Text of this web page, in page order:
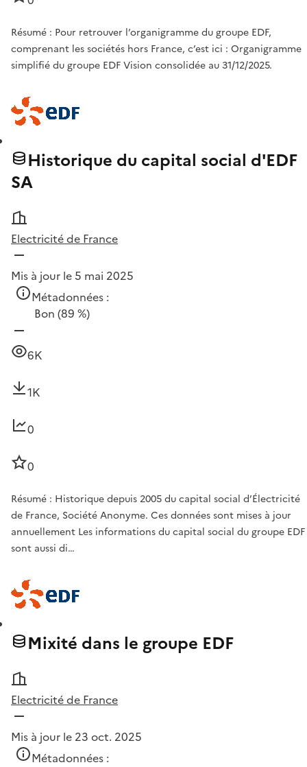
Résumé : Pour retrouver l’organigramme du groupe EDF,
comprenant les sociétés hors France, c’est ici : Organigramme
simplifié du groupe EDF Vision consolidée au 31/12/2025.
Historique du capital social d'EDF
SA
Electricité de France
Mis à jour le 5 mai 2025
Métadonnées :
Bon (89 %)
6K
1K
0
0
Résumé : Historique depuis 2005 du capital social d’Électricité
de France, Société Anonyme. Ces données sont mises à jour
annuellement Les informations du capital social du groupe EDF
sont aussi di…
Mixité dans le groupe EDF
Electricité de France
Mis à jour le 23 oct. 2025
Métadonnées :